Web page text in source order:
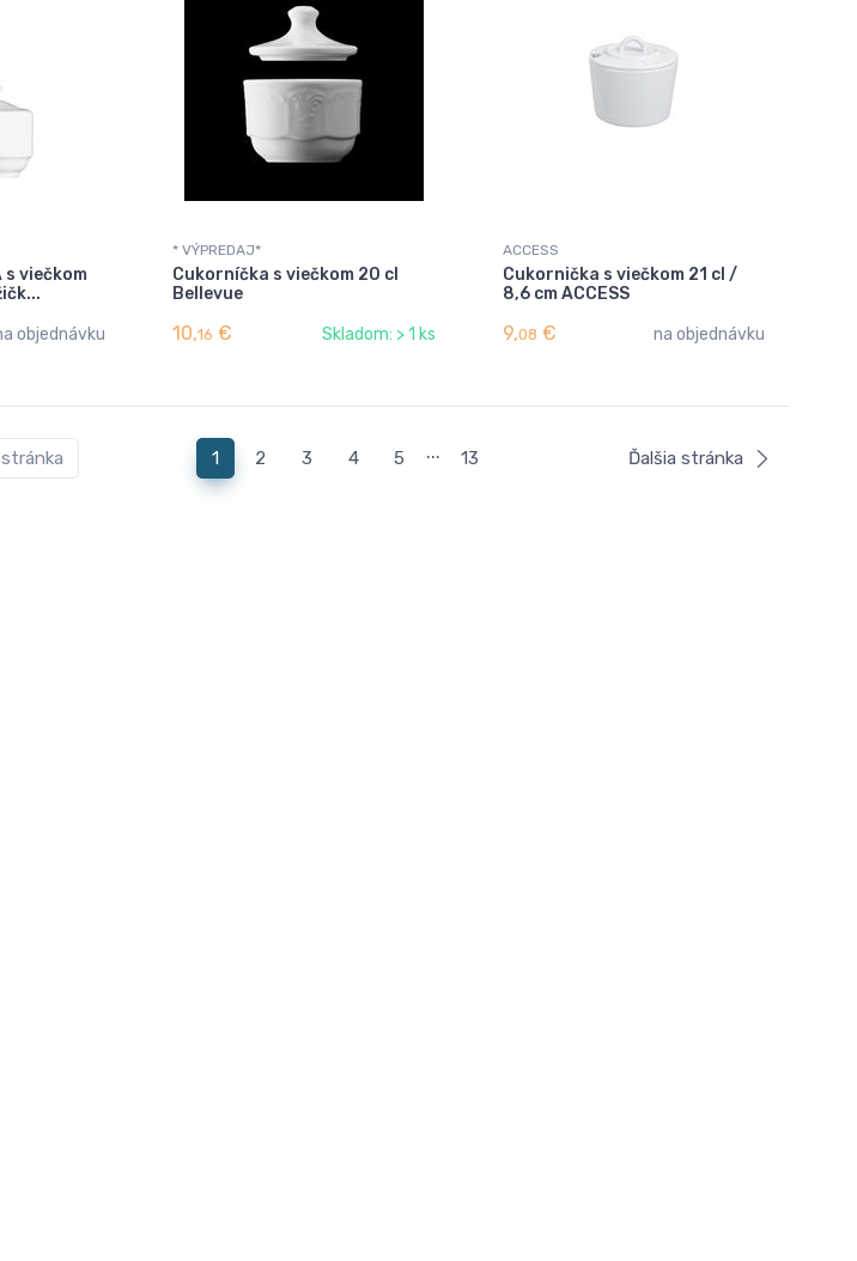
s viečkom
objednávku
* VÝPREDAJ*
Cukorníčka s viečkom 20 cl
Bellevue
10,16 € Skladom: > 1 ks
ACCESS
Cukornička s viečkom 21 cl /
8,6 cm ACCESS
9,08 € na objednávku
1 2 3 4 5 ... 13 Ďalšia stránka